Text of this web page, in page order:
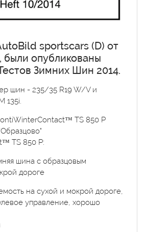
sportscars (D) от
были опубликованы
Зимних Шин 2014.
шин - 235/35 R19 W/V и
135i.
TS 850 P
TS 850 P:
шина с образцовым
дороге
на сухой и мокрой дороге,
управление, хорошо